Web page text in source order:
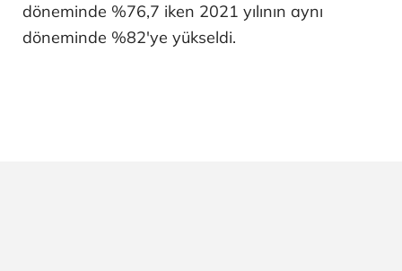
döneminde %76,7 iken 2021 yılının aynı
döneminde %82'ye yükseldi.